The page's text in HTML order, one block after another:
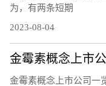
为，有两条短期
2023-08-04
金霉素概念上市
金霉素概念上市公司一